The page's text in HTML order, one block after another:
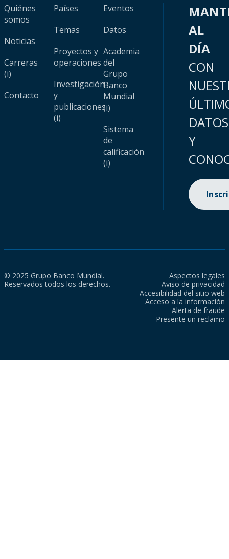
Quiénes
somos
Noticias
Carreras
(i)
Contacto
Países
Temas
Proyectos y
operaciones
Investigación
y
publicaciones
(i)
Eventos
Datos
Academia
del
Grupo
Banco
Mundial
(i)
Sistema
de
calificación
(i)
AL
DÍA
CON
DATOS
Y
© 2025 Grupo Banco Mundial.
Reservados todos los derechos.
Aspectos legales
Aviso de privacidad
Accesibilidad del sitio web
Acceso a la información
Alerta de fraude
Presente un reclamo